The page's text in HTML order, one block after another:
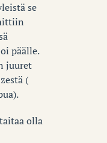
se
päälle.
juuret
(
olla